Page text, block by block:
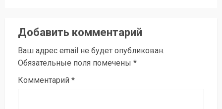
Добавить комментарий
Ваш адрес email не будет опубликован.
Обязательные поля помечены *
Комментарий *